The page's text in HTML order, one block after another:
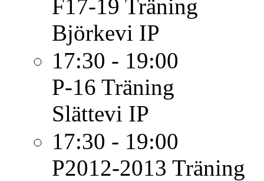
F17-19 Träning
Björkevi IP
17:30 - 19:00
P-16 Träning
Slättevi IP
17:30 - 19:00
P2012-2013 Träning